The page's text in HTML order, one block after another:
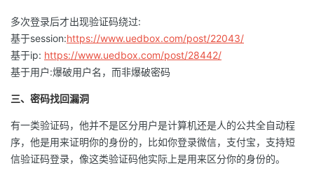
多次登录后才出现验证码绕过:
基于session:https://www.uedbox.com/post/22043/
基于ip: https://www.uedbox.com/post/28442/
基于用户:爆破用户名，而非爆破密码
三、密码找回漏洞
有一类验证码，他并不是区分用户是计算机还是人的公共全自动程
序，他是用来证明你的身份的，比如你登录微信，支付宝，支持短
信验证码登录，像这类验证码他实际上是用来区分你的身份的。